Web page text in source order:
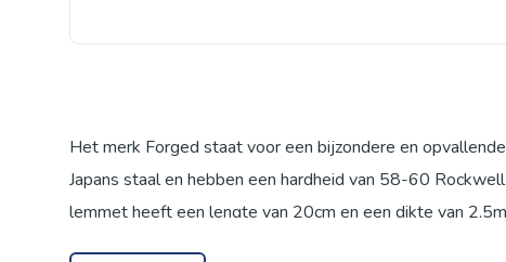
Het merk Forged staat voor een bijzondere en
Japans staal en hebben een hardheid van 58-60
lemmet heeft een lengte van 20cm en een dikte van